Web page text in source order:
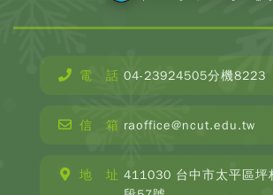
電 話 04-23924505分機8223
信 箱 raoffice@ncut.edu.tw
地 址 411030 台中市太平區坪